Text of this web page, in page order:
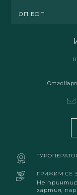
ОП БФП
ГРИЖИМ СЕ
Не
хартия,